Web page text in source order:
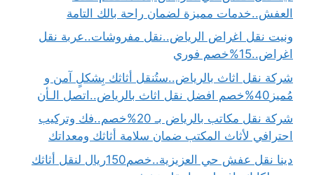
العفش..خدمات مميزة لضمان راحة بالك التامة
ونيت نقل اغراض الرياض..نقل مفروشات..عربة نقل
اغراض..15%خصم فوري
شركة نقل اثاث بالرياض..ستُنقل أثاثك بِشكلٍ آمن و
مُميز40%خصم افضل نقل اثاث بالرياض..اتصل الـأن
شركة نقل مكاتب بالرياض بـ 20%خصم..فك وتركيب
احترافي لأثاث المكتب ضمان سلامة أثاثك ومعداتك
دينا نقل عفش حي العزيزية..خصم150ريال لنقل أثاثك